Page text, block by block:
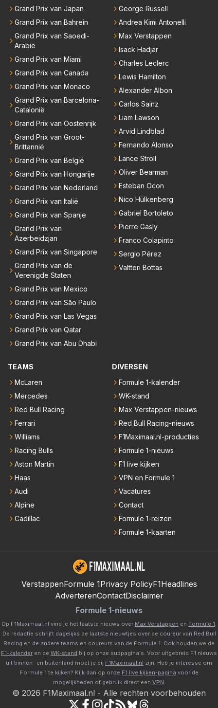
Grand Prix van Japan
Grand Prix van Bahrein
Grand Prix van Saoedi-
Arabië
Grand Prix van Miami
Grand Prix van Canada
Grand Prix van Monaco
Grand Prix van Barcelona-
Catalonië
Grand Prix van Oostenrijk
Grand Prix van Groot-
Brittannië
Grand Prix van België
Grand Prix van Hongarije
Grand Prix van Nederland
Grand Prix van Italië
Grand Prix van Spanje
Grand Prix van
Azerbeidzjan
Grand Prix van Singapore
Grand Prix van de
Verenigde Staten
Grand Prix van Mexico
Grand Prix van São Paulo
Grand Prix van Las Vegas
Grand Prix van Qatar
Grand Prix van Abu Dhabi
George Russell
Andrea Kimi Antonelli
Max Verstappen
Isack Hadjar
Charles Leclerc
Lewis Hamilton
Alexander Albon
Carlos Sainz
Liam Lawson
Arvid Lindblad
Fernando Alonso
Lance Stroll
Oliver Bearman
Esteban Ocon
Nico Hülkenberg
Gabriel Bortoleto
Pierre Gasly
Franco Colapinto
Sergio Pérez
Valtteri Bottas
TEAMS
McLaren
Mercedes
Red Bull Racing
Ferrari
Williams
Racing Bulls
Aston Martin
Haas
Audi
Alpine
Cadillac
DIVERSEN
Formule 1-kalender
WK-stand
Max Verstappen-nieuws
Red Bull Racing-nieuws
F1Maximaal.nl-producties
Formule 1-nieuws
F1 live kijken
VPN en Formule 1
Vacatures
Contact
Formule 1-reizen
Formule 1-kaarten
VerstappenFormule 1Privacy PolicyF1Headlines
AdverterenContactDisclaimer
Formule 1-nieuws
Op F1Maximaal.nl vind je het laatste nieuws over Max Verstappen en Formule 1.
De redactie schrijft dagelijks de laatste nieuwtjes over de coureur van Red Bull
Racing en de andere teams en coureurs van de Formule 1. Ook houden we de
F1-kalender en de WK-stand bij op onze subpagina's. Voor uitgebreid F1 nieuws
uit binnen- en buitenland moet je bij F1Maximaal.nl zijn. Heb je interesse om
Formule 1 te kijken? Kijk dan op onze F1 live kijken-pagina voor de
mogelijkheden of gebruik direct een VPN.
© 2026 F1Maximaal.nl - Alle rechten voorbehouden